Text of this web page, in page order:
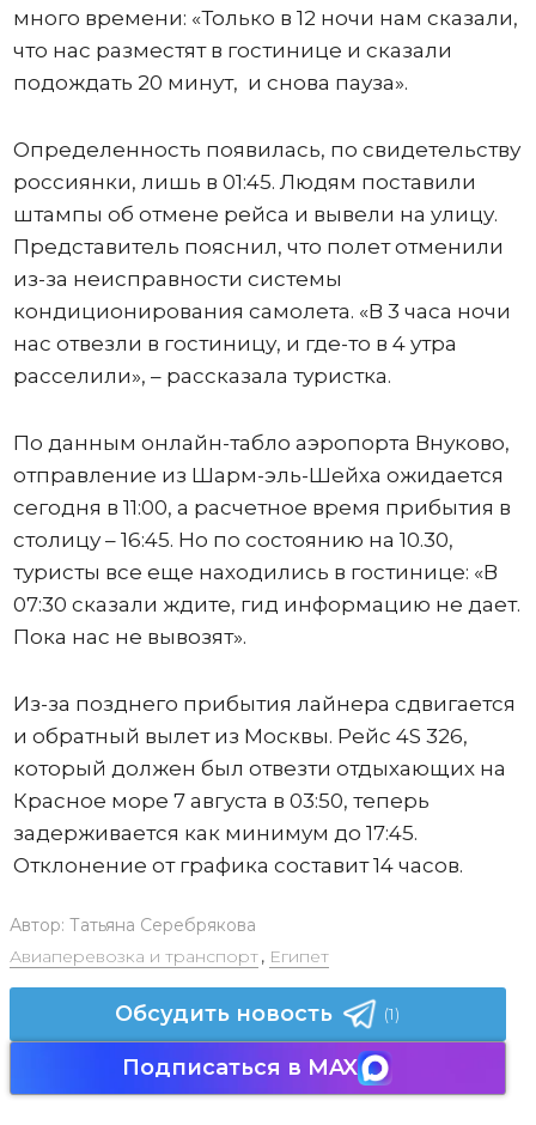
много времени: «Только в 12 ночи нам сказали,
что нас разместят в гостинице и сказали
подождать 20 минут, и снова пауза».
Определенность появилась, по свидетельству
россиянки, лишь в 01:45. Людям поставили
штампы об отмене рейса и вывели на улицу.
Представитель пояснил, что полет отменили
из-за неисправности системы
кондиционирования самолета. «В 3 часа ночи
нас отвезли в гостиницу, и где-то в 4 утра
расселили», – рассказала туристка.
По данным онлайн-табло аэропорта Внуково,
отправление из Шарм-эль-Шейха ожидается
сегодня в 11:00, а расчетное время прибытия в
столицу – 16:45. Но по состоянию на 10.30,
туристы все еще находились в гостинице: «В
07:30 сказали ждите, гид информацию не дает.
Пока нас не вывозят».
Из-за позднего прибытия лайнера сдвигается
и обратный вылет из Москвы. Рейс 4S 326,
который должен был отвезти отдыхающих на
Красное море 7 августа в 03:50, теперь
задерживается как минимум до 17:45.
Отклонение от графика составит 14 часов.
Автор: Татьяна Серебрякова
Авиаперевозка и транспорт, Египет
Обсудить новость (1)
Подписаться в MAX